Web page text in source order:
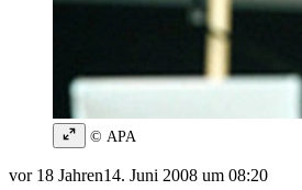
© APA
vor 18 Jahren14. Juni 2008 um 08:20